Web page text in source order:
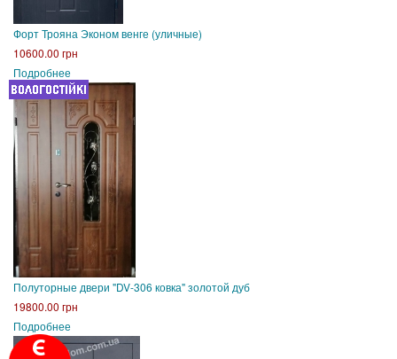
Форт Трояна Эконом венге (уличные)
10600.00 грн
Подробнее
Полуторные двери "DV-306 ковка" золотой дуб
19800.00 грн
Подробнее